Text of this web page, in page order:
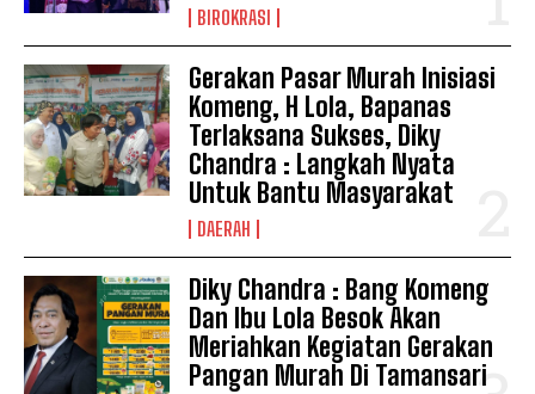
BIROKRASI
Gerakan Pasar Murah Inisiasi
Komeng, H Lola, Bapanas
Terlaksana Sukses, Diky
Chandra : Langkah Nyata
Untuk Bantu Masyarakat
DAERAH
Diky Chandra : Bang Komeng
Dan Ibu Lola Besok Akan
Meriahkan Kegiatan Gerakan
Pangan Murah Di Tamansari